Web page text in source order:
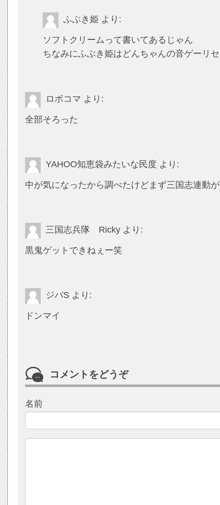
ふぶき姫 より:
ソフトクリームって書いてあるじゃん
ちなみにふぶき姫はどんちゃんの音ゲーリ
ロボコマ より:
全部そろった
YAHOO知恵袋みたいな民度 より:
中が気になったから調べたけどまず三国志連動
三国志兵隊 Ricky より:
黒鬼ゲットできねぇー笑
ジバS より:
ドンマイ
コメントをどうぞ
名前